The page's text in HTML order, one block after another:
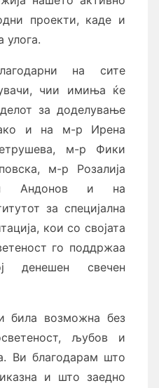
проекти, каде и
улога.
на сите
чии имиња ќе
за доделување
и на м-р Ирена
м-р Фики
м-р Розалија
Андонов и на
за специјална
кои со својата
го поддржаа
денешен свечен
била возможна без
љубов и
Ви благодарам што
и што заедно